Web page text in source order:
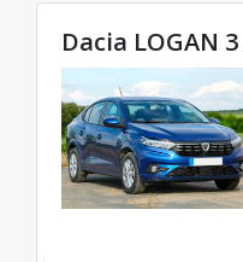
Dacia LOGAN 3